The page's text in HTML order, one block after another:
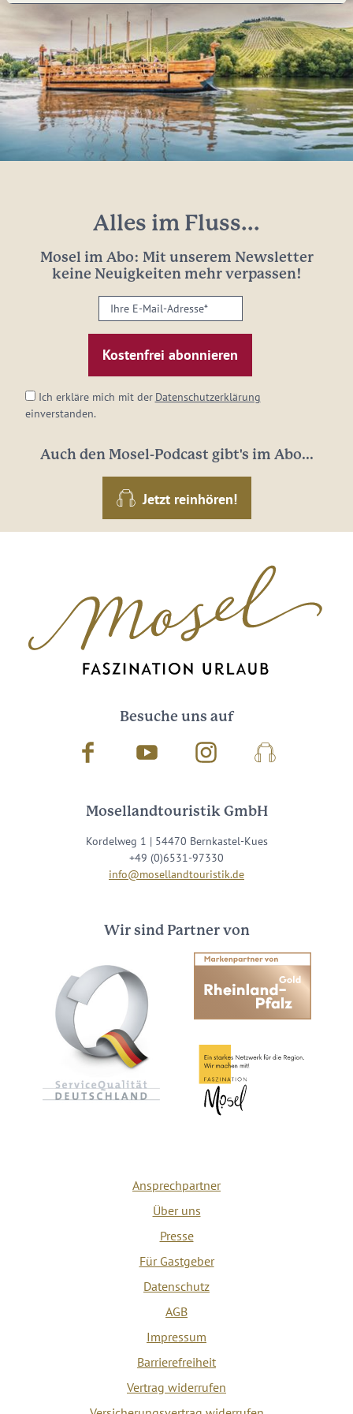
Alles im Fluss...
Mosel im Abo: Mit unserem Newsletter
keine Neuigkeiten mehr verpassen!
Ihre
E-
Mail-
Adresse:
Ich erkläre mich mit der Datenschutzerklärung
einverstanden.
Auch den Mosel-Podcast gibt's im Abo...
Jetzt reinhören!
Besuche uns auf
Facebook Youtube InstagramPodcast
Mosellandtouristik GmbH
Kordelweg 1 | 54470 Bernkastel-Kues
+49 (0)6531-97330
info@mosellandtouristik.de
Wir sind Partner von
Ansprechpartner
Über uns
Presse
Für Gastgeber
Datenschutz
AGB
Impressum
Barrierefreiheit
Vertrag widerrufen